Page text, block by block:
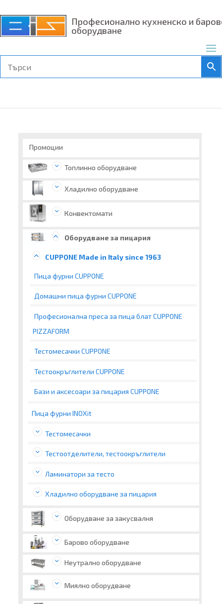
Професионално кухненско и
оборудване
Промоции
Топлинно оборудване
Хладилно оборудване
Конвектомати
Оборудване за пицария
CUPPONE Made in Italy since 1963
Пица фурни CUPPONE
Домашни пица фурни CUPPONE
Професионална преса за пица блат CUPPONE
PIZZAFORM
Тестомесачки CUPPONE
Тестоокръглители CUPPONE
Бази и аксесоари за пицария CUPPONE
Пица фурни INOXit
Тестомесачки
Тестоотделители, тестоокръглители
Ламинатори за тесто
Хладилно оборудване за пицария
Оборудване за закусвалня
Барово оборудване
Неутрално оборудване
Миялно оборудване